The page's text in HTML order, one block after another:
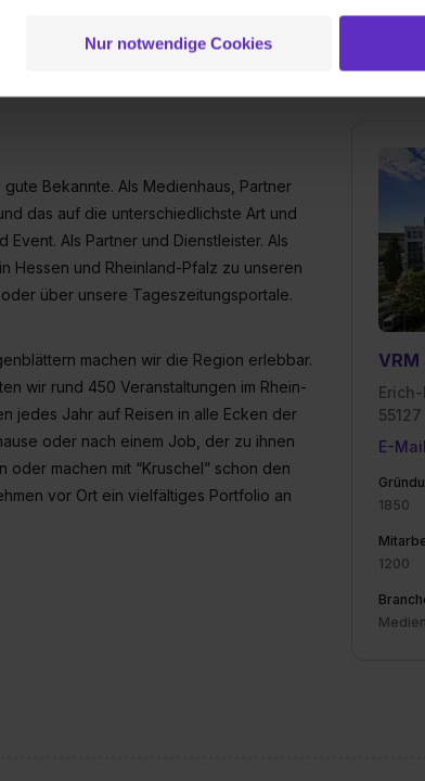
Aktivierung von „Social Media und Marketing“
Auswahl über die Checkboxen und klick auf
der Kategorien „Präferenzen“, „Statistiken“ und
deiner Daten in die USA (Art. 49 Abs. 1 S.
(EuGH – Schrems II). Du kannst die
oder teilweise über unsere Datenschutzerklärung
Weitere Informationen zu den einzelnen Cookies
Datenschutzerklärung,Impressum
Nur notwendige Cookies
VRM
E-
1850
1200
Bekannte. Als Medienhaus, Partner
das auf die unterschiedlichste Art und
Als Partner und Dienstleister. Als
Hessen und Rheinland-Pfalz zu unseren
über unsere Tageszeitungsportale.
machen wir die Region erlebbar.
wir rund 450 Veranstaltungen im Rhein-
jedes Jahr auf Reisen in alle Ecken der
oder nach einem Job, der zu ihnen
machen mit “Kruschel” schon den
vor Ort ein vielfältiges Portfolio an